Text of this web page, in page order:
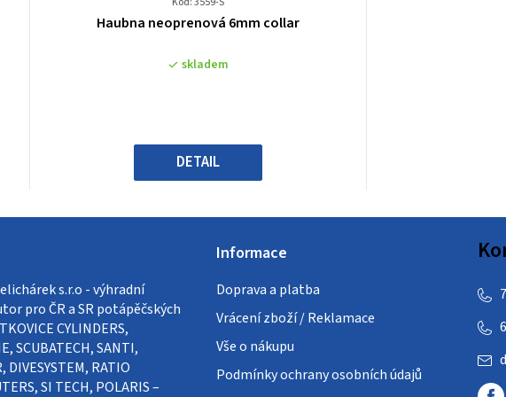
Průměrné
produktu
5
hvězdiček.
Haubna neoprenová 6mm collar
skladem
DETAIL
s.r.o - výhradní
pro ČR a SR potápěčských
CYLINDERS,
SCUBATECH, SANTI,
DIVESYSTEM, RATIO
SI TECH, POLARIS –
Informace
Doprava a platba
Vrácení zboží / Reklamace
Vše o nákupu
Podmínky ochrany osobních údajů